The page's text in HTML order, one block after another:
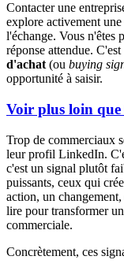
Contacter une
explore activement
l'échange. Vous n'êtes
réponse attendue.
d'achat (ou buying
opportunité à saisir.
Voir plus loin
Trop de commerciaux
leur profil LinkedIn.
c'est un signal plutôt
puissants, ceux qui
action, un
lire pour transformer
commerciale.
Concrètement, ces